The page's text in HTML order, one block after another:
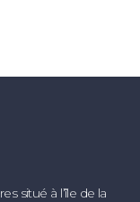
situé à l’île de la